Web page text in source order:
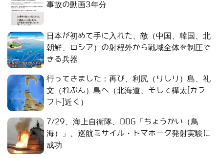
事故の動画3年分
日本が初めて手に入れた、敵（中国、韓国、北
朝鮮、ロシア）の射程外から戦域全体を制圧で
きる兵器
行ってきました：再び、利尻（りしり）島、礼
文（れぶん）島へ（北海道、そして樺太[カラ
フト]近く）
7/29、海上自衛隊、DDG「ちょうかい（鳥
海）」、巡航ミサイル・トマホーク発射実験に
成功